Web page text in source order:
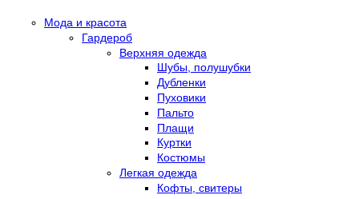
Мода и красота
Гардероб
Верхняя одежда
Шубы, полушубки
Дубленки
Пуховики
Пальто
Плащи
Куртки
Костюмы
Легкая одежда
Кофты, свитеры